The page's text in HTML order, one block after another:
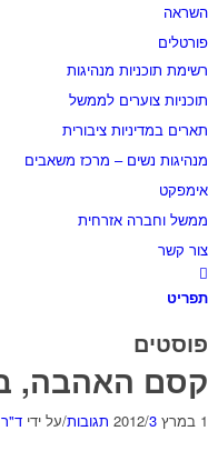
השראה
פורטלים
רשימת תוכניות מנהיגות
תוכניות צוערים לממשל
תארים במדיניות ציבורית
מנהיגות נשים – מרכז משאבים
אימפקט
ממשל וחברה אזרחית
צור קשר
תפריט
פוסטים
קסם האהבה,
1 במרץ 2012 /3 תגובות /על ידי